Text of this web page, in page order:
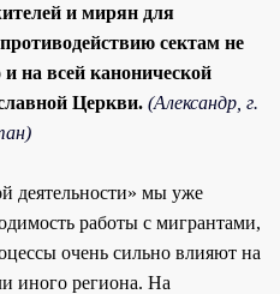
и мирян для
сектам не
на всей канонической
Церкви. (Александр, г.
деятельности» мы уже
работы с мигрантами,
очень сильно влияют на
иного региона. На